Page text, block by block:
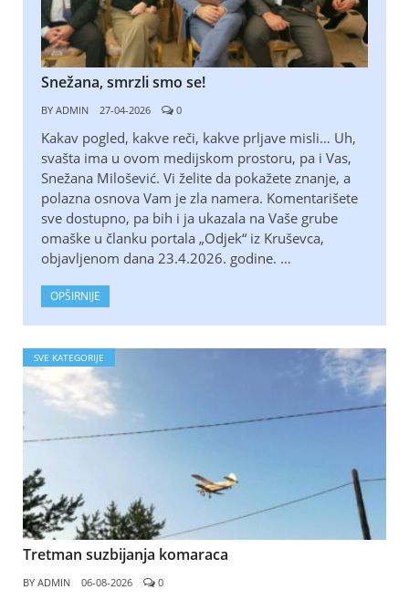
Snežana, smrzli smo se!
BY ADMIN 27-04-2026 0
Kakav pogled, kakve reči, kakve prljave misli… Uh,
svašta ima u ovom medijskom prostoru, pa i Vas,
Snežana Milošević. Vi želite da pokažete znanje, a
polazna osnova Vam je zla namera. Komentarišete
sve dostupno, pa bih i ja ukazala na Vaše grube
omaške u članku portala „Odjek“ iz Kruševca,
objavljenom dana 23.4.2026. godine. …
OPŠIRNIJE
SVE KATEGORIJE
Tretman suzbijanja komaraca
BY ADMIN 06-08-2026 0